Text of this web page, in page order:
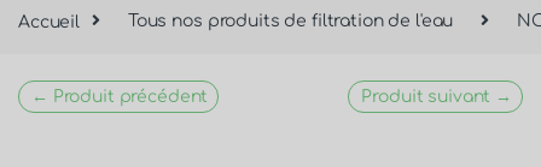
Accueil Tous nos produits de filtration de l'eau
← Produit précédent Produit suivant →